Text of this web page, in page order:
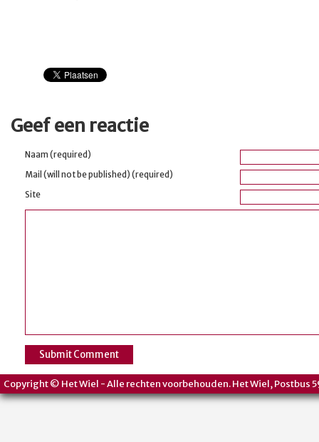
Geef een reactie
Naam (required)
Mail (will not be published) (required)
Site
Copyright © Het Wiel - Alle rechten voorbehouden. Het Wiel, Postbus